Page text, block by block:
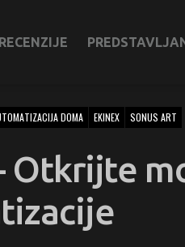
RECENZIJE
DOMA EKINEX SONUS ART
Otkrijte